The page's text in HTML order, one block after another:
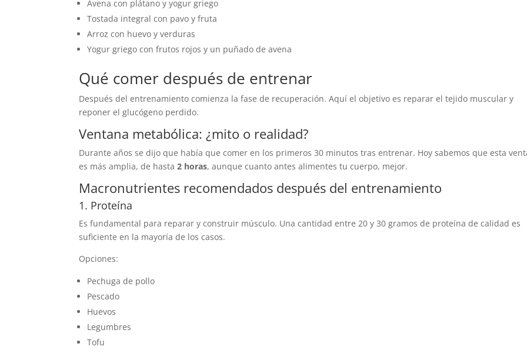
Avena con plátano y yogur griego
Tostada integral con pavo y fruta
Arroz con huevo y verduras
Yogur griego con frutos rojos y un puñado de avena
Qué comer después de entrenar
Después del entrenamiento comienza la fase de recuperación. Aquí el objetivo es reparar el tejido muscular y
reponer el glucógeno perdido.
Ventana metabólica: ¿mito o realidad?
Durante años se dijo que había que comer en los primeros 30 minutos tras entrenar. Hoy sabemos que esta
es más amplia, de hasta2 horas, aunque cuanto antes alimentes tu cuerpo, mejor.
Macronutrientes recomendados después del entrenamiento
1. Proteína
Es fundamental para reparar y construir músculo. Una cantidad entre 20 y 30 gramos de proteína de calidad es
suficiente en la mayoría de los casos.
Opciones:
Pechuga de pollo
Pescado
Huevos
Legumbres
Tofu